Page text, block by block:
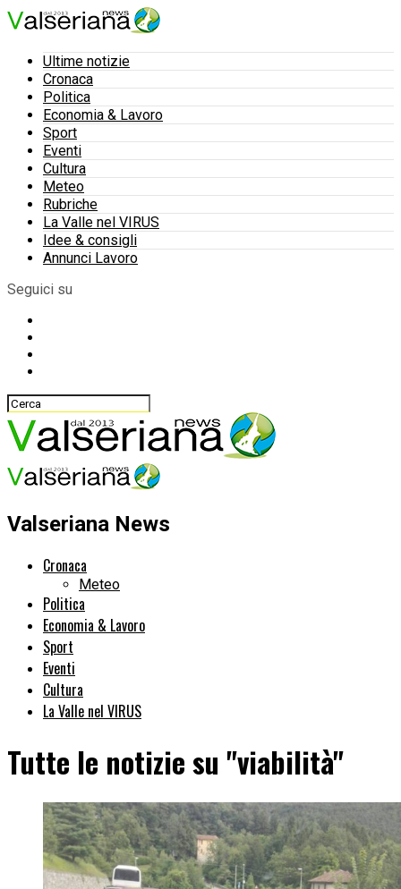
Ultime notizie
Cronaca
Politica
Economia & Lavoro
Sport
Eventi
Cultura
Meteo
Rubriche
La Valle nel VIRUS
Idee & consigli
Annunci Lavoro
Seguici su
Valseriana News
Cronaca
Meteo
Politica
Economia & Lavoro
Sport
Eventi
Cultura
La Valle nel VIRUS
Tutte le notizie su "viabilità"